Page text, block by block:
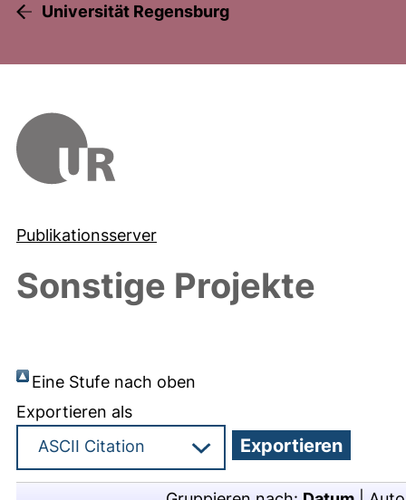
Universität Regensburg
Publikationsserver
Sonstige Projekte
Eine Stufe nach oben
Exportieren als